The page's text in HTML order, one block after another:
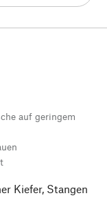
auf geringem
Kiefer, Stangen